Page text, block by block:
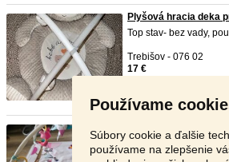
Používame
Súbory cookie a ďalšie
používame na zlepšenie
Plyšová hracia deka
Top stav- bez vady,
Trebišov - 076 02
17 €
Hracia deka Tiny Love
unikátnym posuvn ...